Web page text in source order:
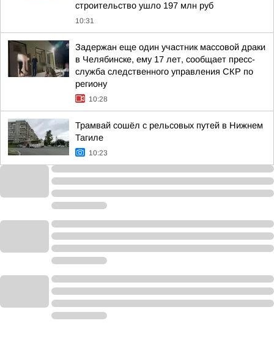
строительство ушло 197 млн руб
10:31
Задержан еще один участник массовой драки
в Челябинске, ему 17 лет, сообщает пресс-
служба следственного управления СКР по
региону
10:28
Трамвай сошёл с рельсовых путей в Нижнем
Тагиле
10:23